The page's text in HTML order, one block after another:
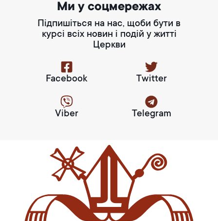
Ми у соцмережах
Підпишіться на нас, щоби бути в
курсі всіх новин і подій у житті
Церкви
Facebook Twitter
Viber Telegram